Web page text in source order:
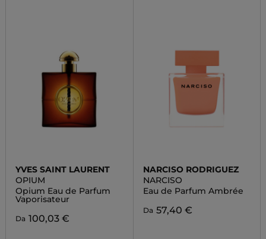
YVES SAINT LAURENT
OPIUM
Opium Eau de Parfum
Vaporisateur
Da 100,03 €
NARCISO RODRIGUEZ
NARCISO
Eau de Parfum Ambrée
Da 57,40 €